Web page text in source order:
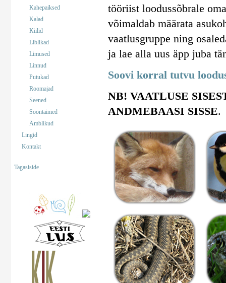
Kahepaiksed
Kalad
Kiilid
Liblikad
Limused
Linnud
Putukad
Roomajad
Seened
Soontaimed
Ämblikud
Lingid
Kontakt
Tagasiside
tööriist loodussõbrale
võimaldab määrata
vaatlusgruppe ning
ja lae alla uus äpp juba
Soovi korral tutvu
NB! VAATLUSE
ANDMEBAASI SISSE.